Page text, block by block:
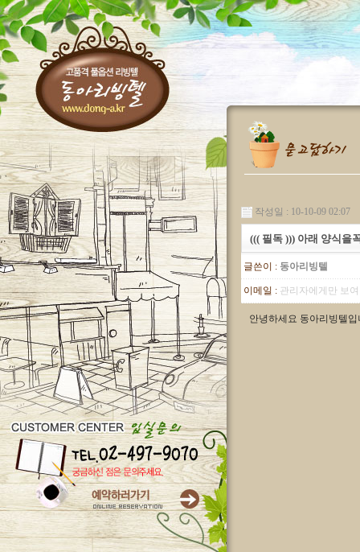
작성일 : 10-10-09 02:07
((( 필독 ))) 아래 양식을
글쓴이 : 동아리빙텔
이메일 : 관리자에게만 보
안녕하세요 동아리빙텔입